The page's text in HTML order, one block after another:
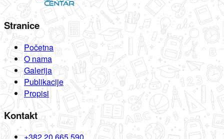
Stranice
Početna
O nama
Galerija
Publikacije
Propisi
Kontakt